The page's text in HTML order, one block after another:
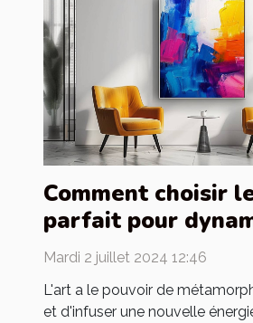
Comment choisir
parfait pour
votre intérieur
Mardi 2 juillet 2024 12:46
L'art a le pouvoir de
et d'infuser une nouvelle